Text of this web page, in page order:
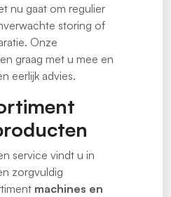
nu gaat om regulier
storing of
Onze
graag met u mee en
eerlijk advies.
service vindt u in
zorgvuldig
machines en